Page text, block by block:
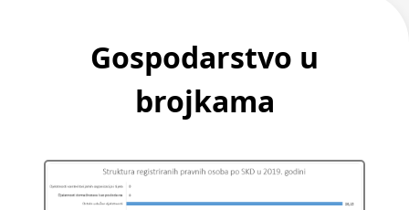
Gospodarstvo u
brojkama